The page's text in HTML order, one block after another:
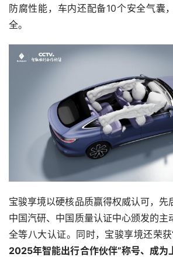
防腐性能，车内还配备10个安全气囊
全。
宝骏享境以硬核品质赢得权威认可，先
中国汽研、中国质量认证中心颁发的主
全等八大认证。同时，宝骏享境还荣获
2025年智能出行合作伙伴”称号、成为